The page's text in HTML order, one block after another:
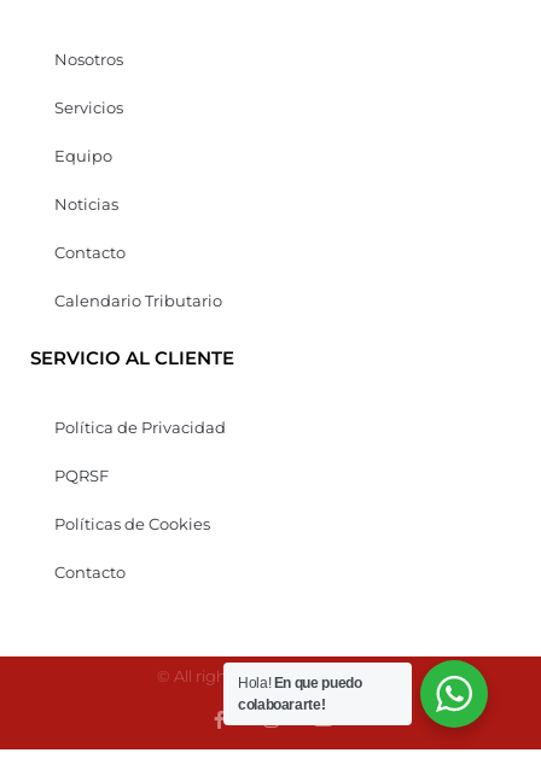
Nosotros
Servicios
Equipo
Noticias
Contacto
Calendario Tributario
SERVICIO AL CLIENTE
Política de Privacidad
PQRSF
Políticas de Cookies
Contacto
© All rights reserved Kaonesis
Hola! En que puedo
colaboararte!